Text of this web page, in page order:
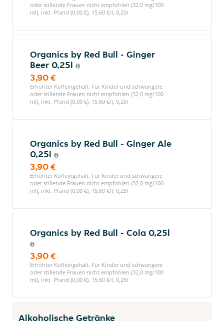
oder stillende Frauen nicht empfohlen (32,0 mg/100
ml), inkl. Pfand (0,00 €), 15,60 €/l, 0,25l
Organics by Red Bull - Ginger
Beer 0,25l
3,90 €
Erhöhter Koffeingehalt. Für Kinder und schwangere
oder stillende Frauen nicht empfohlen (32,0 mg/100
ml), inkl. Pfand (0,00 €), 15,60 €/l, 0,25l
Organics by Red Bull - Ginger Ale
0,25l
3,90 €
Erhöhter Koffeingehalt. Für Kinder und schwangere
oder stillende Frauen nicht empfohlen (32,0 mg/100
ml), inkl. Pfand (0,00 €), 15,60 €/l, 0,25l
Organics by Red Bull - Cola 0,25l
3,90 €
Erhöhter Koffeingehalt. Für Kinder und schwangere
oder stillende Frauen nicht empfohlen (32,0 mg/100
ml), inkl. Pfand (0,00 €), 15,60 €/l, 0,25l
Alkoholische Getränke